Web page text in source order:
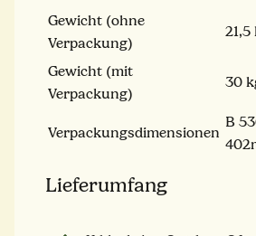
Gewicht (ohne
Verpackung)
21,5
Gewicht (mit
Verpackung)
30
Verpackungsdimensionen
B
Lieferumfang